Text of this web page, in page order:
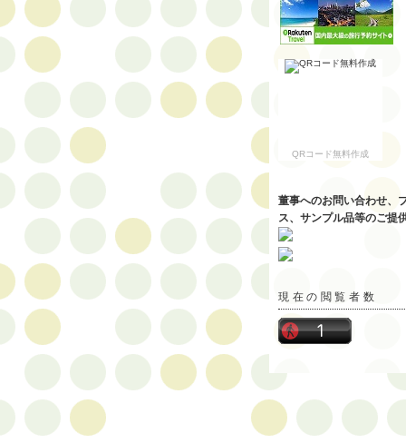
QRコード無料作成
董事へのお問い合わせ、
ス、サンプル品等のご提
現在の閲覧者数